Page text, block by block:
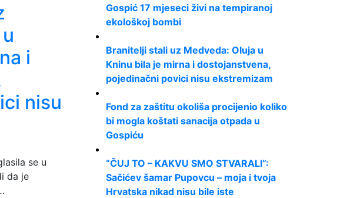
i
nisu
se u
da je
Gospić 17 mjeseci živi na tempiranoj
ekološkoj bombi
Branitelji stali uz Medveda: Oluja u
Kninu bila je mirna i dostojanstvena,
pojedinačni povici nisu ekstremizam
Fond za zaštitu okoliša procijenio koliko
bi mogla koštati sanacija otpada u
Gospiću
“ČUJ TO – KAKVU SMO STVARALI”:
Sačićev šamar Pupovcu – moja i tvoja
Hrvatska nikad nisu bile iste